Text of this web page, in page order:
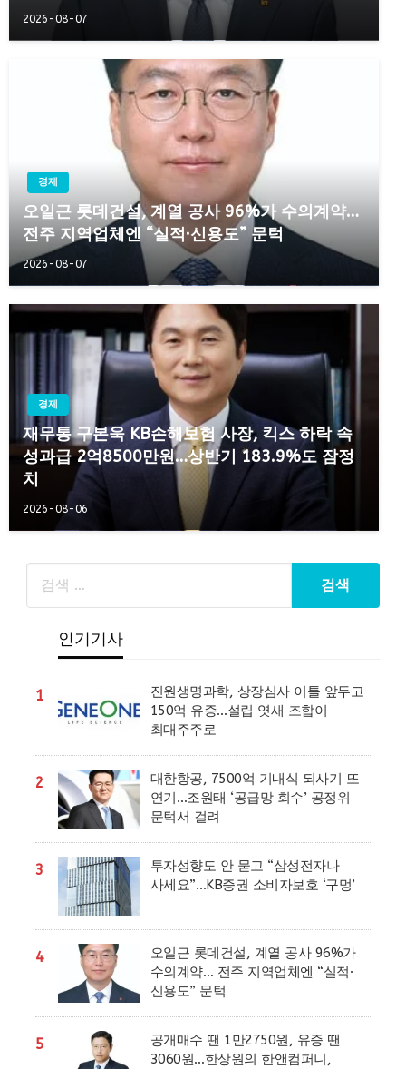
2026-08-07
경제
오일근 롯데건설, 계열 공사 96%가 수의계약…
전주 지역업체엔 “실적·신용도” 문턱
2026-08-07
경제
재무통 구본욱 KB손해보험 사장, 킥스 하락 속
성과급 2억8500만원…상반기 183.9%도 잠정
치
2026-08-06
인기기사
1
진원생명과학, 상장심사 이틀 앞두고
150억 유증…설립 엿새 조합이
최대주주로
2
대한항공, 7500억 기내식 되사기 또
연기…조원태 ‘공급망 회수’ 공정위
문턱서 걸려
3
투자성향도 안 묻고 “삼성전자나
사세요”…KB증권 소비자보호 ‘구멍’
4
오일근 롯데건설, 계열 공사 96%가
수의계약… 전주 지역업체엔 “실적·
신용도” 문턱
5
공개매수 땐 1만2750원, 유증 땐
3060원…한상원의 한앤컴퍼니,